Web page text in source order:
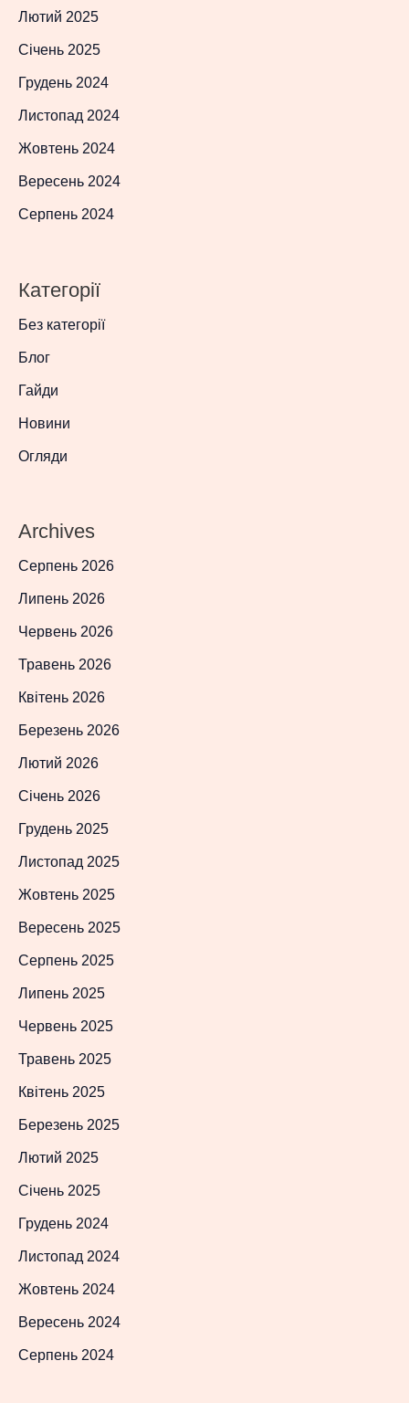
Лютий 2025
Січень 2025
Грудень 2024
Листопад 2024
Жовтень 2024
Вересень 2024
Серпень 2024
Категорії
Без категорії
Блог
Гайди
Новини
Огляди
Archives
Серпень 2026
Липень 2026
Червень 2026
Травень 2026
Квітень 2026
Березень 2026
Лютий 2026
Січень 2026
Грудень 2025
Листопад 2025
Жовтень 2025
Вересень 2025
Серпень 2025
Липень 2025
Червень 2025
Травень 2025
Квітень 2025
Березень 2025
Лютий 2025
Січень 2025
Грудень 2024
Листопад 2024
Жовтень 2024
Вересень 2024
Серпень 2024